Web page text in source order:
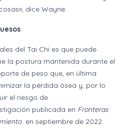
dice Wayne.
del Tai Chi es que puede
la postura mantenida durante el
de peso que, en última
la pérdida ósea y, por lo
el riesgo de
publicada en Fronteras
en septiembre de 2022.